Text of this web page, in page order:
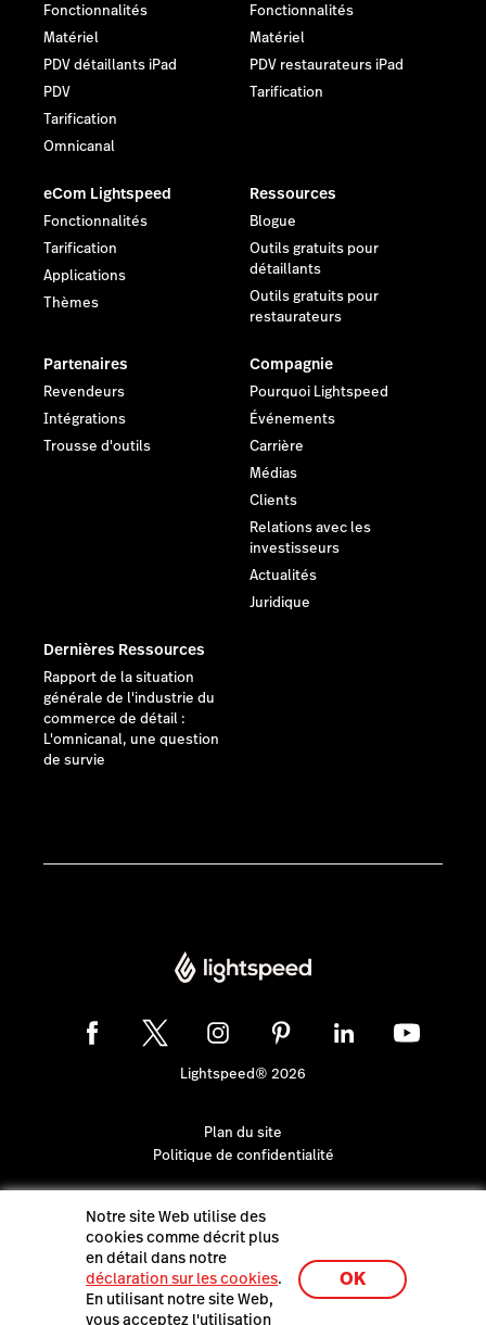
Fonctionnalités
Matériel
PDV détaillants iPad
PDV
Tarification
Omnicanal
Fonctionnalités
Matériel
PDV restaurateurs iPad
Tarification
eCom Lightspeed
Fonctionnalités
Tarification
Applications
Thèmes
Ressources
Blogue
Outils gratuits pour
détaillants
Outils gratuits pour
restaurateurs
Partenaires
Revendeurs
Intégrations
Trousse d'outils
Compagnie
Pourquoi Lightspeed
Événements
Carrière
Médias
Clients
Relations avec les
investisseurs
Actualités
Juridique
Dernières Ressources
Rapport de la situation
générale de l'industrie du
commerce de détail :
L'omnicanal, une question
de survie
Lightspeed® 2026
Plan du site
Politique de confidentialité
Notre site Web utilise des
cookies comme décrit plus
en détail dans notre
déclaration sur les cookies.
En utilisant notre site Web,
vous acceptez l'utilisation
OK